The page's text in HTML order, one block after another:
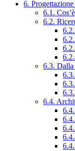
6.
6.1.
6.2.
6.3. Dalla
6.4.